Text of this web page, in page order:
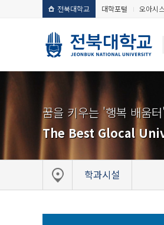
전북대학교 대학포털 오아시스
꿈을 키우는 '행복 배움
The Best Glocal
학과시설